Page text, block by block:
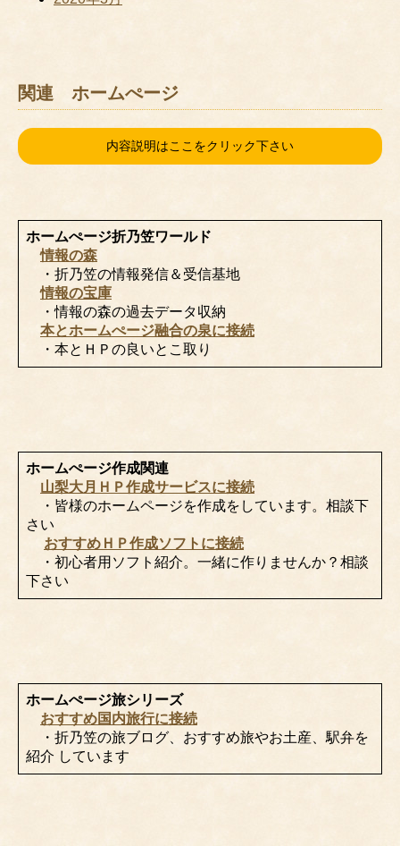
関連 ホームぺージ
内容説明はここをクリック下さい
ホームぺージ折乃笠ワールド
情報の森
・折乃笠の情報発信＆受信基地
情報の宝庫
・情報の森の過去データ収納
本とホームぺージ融合の泉に接続
・本とＨＰの良いとこ取り
ホームぺージ作成関連
山梨大月ＨＰ作成サービスに接続
・皆様のホームページを作成をしています。相談下
さい
おすすめＨＰ作成ソフトに接続
・初心者用ソフト紹介。一緒に作りませんか？相談
下さい
ホームぺージ旅シリーズ
おすすめ国内旅行に接続
・折乃笠の旅ブログ、おすすめ旅やお土産、駅弁を
紹介 しています